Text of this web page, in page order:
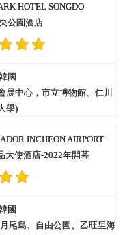
HOTEL SONGDO
公園酒店
國
展中心，市立博物館、仁川
學)
INCHEON AIRPORT
大使酒店-2022年開幕
國
尾島、自由公園、乙旺里海